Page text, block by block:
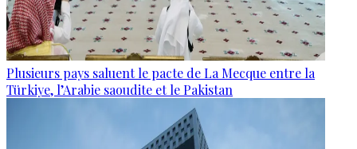
Plusieurs pays saluent le pacte de La Mecque entre la
Türkiye, l’Arabie saoudite et le Pakistan